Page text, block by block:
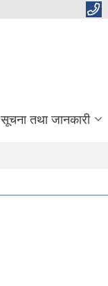
सूचना तथा जानकारी